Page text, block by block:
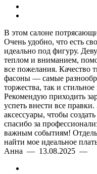
В этом салоне
Очень удобно, что есть
идеально под фигуру.
теплом и вниманием,
все пожелания. Качество
фасоны — самые
торжества, так и
Рекомендую приходить
успеть внести все правки.
аксессуары, чтобы
спасибо за
важным событиям!
найти мое идеальное
Анна — 13.08.2025 —